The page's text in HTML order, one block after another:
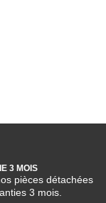
3 MOIS
pièces détachées
3 mois.